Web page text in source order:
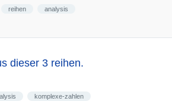
reihen analysis
dieser 3 reihen.
komplexe-zahlen